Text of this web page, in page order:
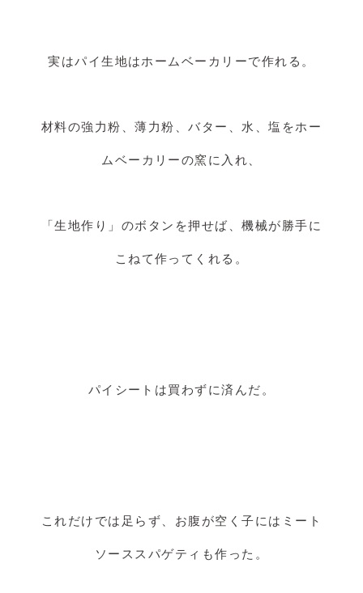
実はパイ生地はホームベーカリーで作れる。
材料の強力粉、薄力粉、バター、水、塩をホー
ムベーカリーの窯に入れ、
「生地作り」のボタンを押せば、機械が勝手に
こねて作ってくれる。
パイシートは買わずに済んだ。
これだけでは足らず、お腹が空く子にはミート
ソーススパゲティも作った。